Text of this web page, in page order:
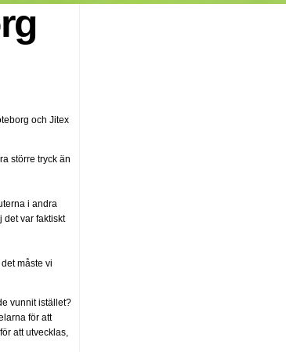
och Jitex
större tryck än
i andra
det var faktiskt
måste vi
vunnit istället?
för att
att utvecklas,